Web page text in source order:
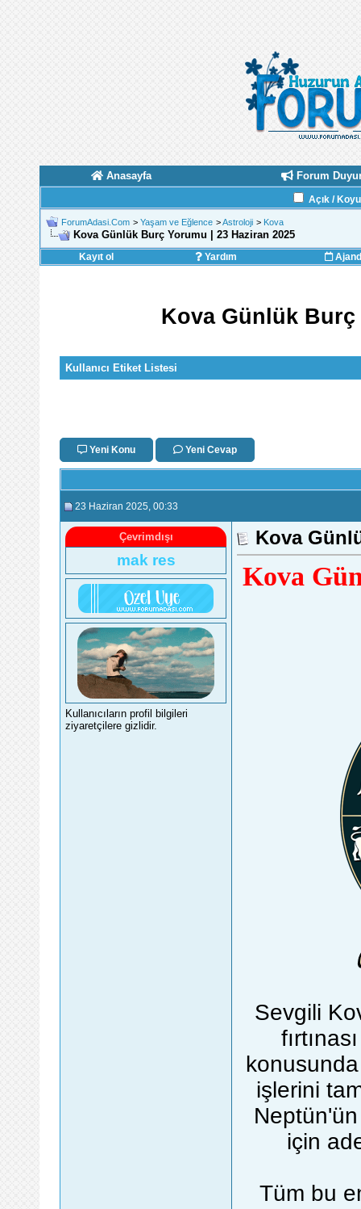
Anasayfa Forum
Açık /
ForumAdasi.Com > Yaşam ve Eğlence >Astroloji > Kova
Kova Günlük Burç Yorumu | 23 Haziran 2025
Kayıt ol Yardım
Kova Günlük Burç
Kullanıcı Etiket Listesi
Yeni Konu Yeni Cevap
23 Haziran 2025 , 00:33
Çevrimdışı
mak res
Kullanıcıların profil bilgileri
ziyaretçilere gizlidir.
Kova
Kova
Sevgili
işlerini
için
Tüm bu